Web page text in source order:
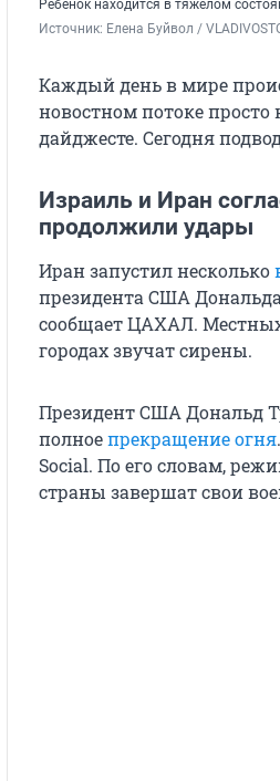
Ребенок находится в тяжелом
Источник: Елена Буйвол /
Каждый день в мире
новостном потоке
дайджесте. Сегодня
Израиль и Иран
продолжили удары
Иран запустил несколько
президента США
сообщает ЦАХАЛ.
городах звучат сирены.
Президент США Дональд
полноепрекращение огня
Social. По его словам,
страны завершат свои